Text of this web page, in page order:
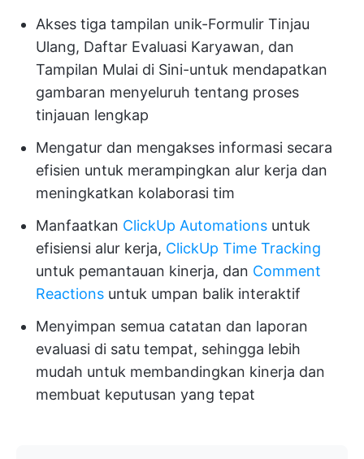
Akses tiga tampilan unik-Formulir Tinjau
Ulang, Daftar Evaluasi Karyawan, dan
Tampilan Mulai di Sini-untuk mendapatkan
gambaran menyeluruh tentang proses
tinjauan lengkap
Mengatur dan mengakses informasi secara
efisien untuk merampingkan alur kerja dan
meningkatkan kolaborasi tim
Manfaatkan ClickUp Automations untuk
efisiensi alur kerja, ClickUp Time Tracking
untuk pemantauan kinerja, dan Comment
Reactions untuk umpan balik interaktif
Menyimpan semua catatan dan laporan
evaluasi di satu tempat, sehingga lebih
mudah untuk membandingkan kinerja dan
membuat keputusan yang tepat